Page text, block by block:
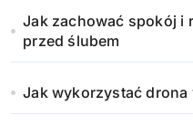
Jak zachować spokój i
przed ślubem
Jak wykorzystać